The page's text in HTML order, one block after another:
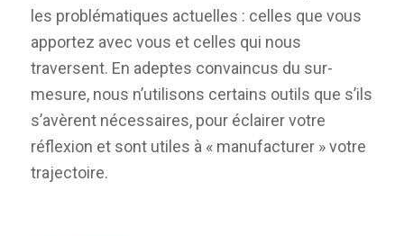
les problématiques actuelles : celles que vous
apportez avec vous et celles qui nous
traversent. En adeptes convaincus du sur-
mesure, nous n’utilisons certains outils que s’ils
s’avèrent nécessaires, pour éclairer votre
réflexion et sont utiles à « manufacturer » votre
trajectoire.